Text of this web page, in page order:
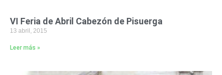
VI Feria de Abril Cabezón de Pisuerga
13 abril, 2015
Leer más »